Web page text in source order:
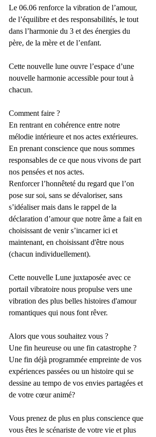
Le 06.06 renforce la vibration de l’amour,
de l’équilibre et des responsabilités, le tout
dans l’harmonie du 3 et des énergies du
père, de la mère et de l’enfant.
Cette nouvelle lune ouvre l’espace d’une
nouvelle harmonie accessible pour tout à
chacun.
Comment faire ?
En rentrant en cohérence entre notre
mélodie intérieure et nos actes extérieures.
En prenant conscience que nous sommes
responsables de ce que nous vivons de part
nos pensées et nos actes.
Renforcer l’honnêteté du regard que l’on
pose sur soi, sans se dévaloriser, sans
s’idéaliser mais dans le rappel de la
déclaration d’amour que notre âme a fait en
choisissant de venir s’incarner ici et
maintenant, en choisissant d'être nous
(chacun individuellement).
Cette nouvelle Lune juxtaposée avec ce
portail vibratoire nous propulse vers une
vibration des plus belles histoires d'amour
romantiques qui nous font rêver.
Alors que vous souhaitez vous ?
Une fin heureuse ou une fin catastrophe ?
Une fin déjà programmée empreinte de vos
expériences passées ou un histoire qui se
dessine au tempo de vos envies partagées et
de votre cœur animé?
Vous prenez de plus en plus conscience que
vous êtes le scénariste de votre vie et plus